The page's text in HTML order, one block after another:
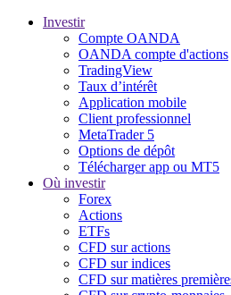
Investir
Compte OANDA
OANDA compte d'actions
TradingView
Taux d’intérêt
Application mobile
Client professionnel
MetaTrader 5
Options de dépôt
Télécharger app ou MT5
Où investir
Forex
Actions
ETFs
CFD sur actions
CFD sur indices
CFD sur matières